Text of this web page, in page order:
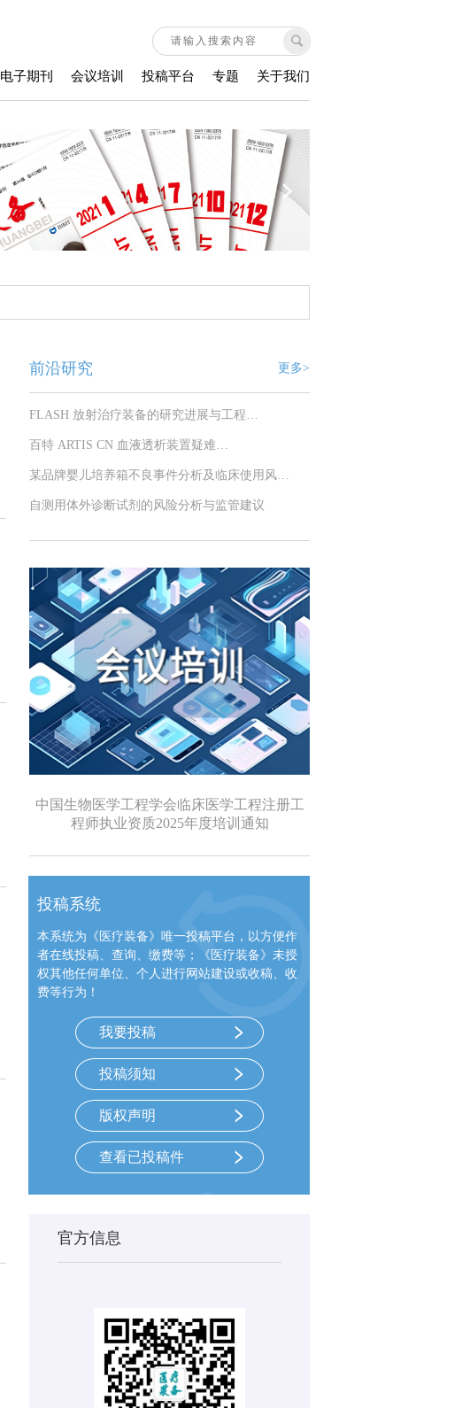
电子期刊 会议培训 投稿平台 专题 关于我们
前沿研究 更多>
FLASH 放射治疗装备的研究进展与工程…
百特 ARTIS CN 血液透析装置疑难…
某品牌婴儿培养箱不良事件分析及临床使用风…
自测用体外诊断试剂的风险分析与监管建议
中国生物医学工程学会临床医学工程注册工
程师执业资质2025年度培训通知
投稿系统
本系统为《医疗装备》唯一投稿平台，以方便作
者在线投稿、查询、缴费等；《医疗装备》未授
权其他任何单位、个人进行网站建设或收稿、收
费等行为！
我要投稿
投稿须知
版权声明
查看已投稿件
官方信息